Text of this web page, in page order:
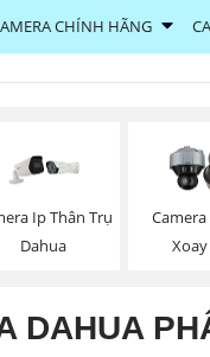
CHÍNH HÃNG
Ip Thân Trụ
Dahua
DAHUA